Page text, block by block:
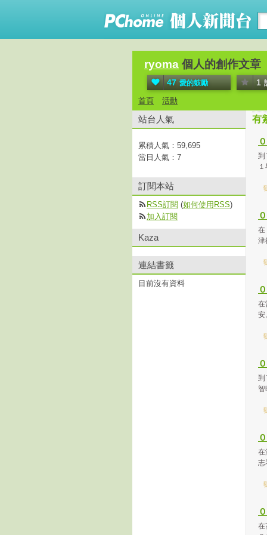
ryoma 個人的創作文章
47 愛的鼓勵 1
首頁 活動
有
到
在
津
在
安
到
智
在
志
在
站台人氣
累積人氣： 59,695
當日人氣： 7
訂閱本站
RSS訂閱 (如何使用RSS)
加入訂閱
Kaza
連結書籤
目前沒有資料